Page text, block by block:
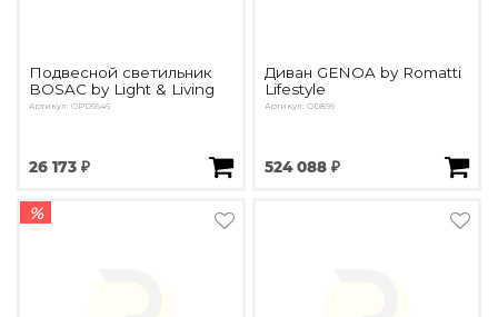
Подвесной светильник
BOSAC by Light & Living
Артикул: OPD5646
26 173 ₽
Диван GENOA by Romatti
Lifestyle
Артикул: OD899
524 088 ₽
%